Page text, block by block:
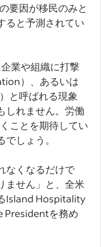
要因が移民のみと
ると予測されてい
業や組織に打撃
）、あるいは
）と呼ばれる現象
しれません。労働
ことを期待してい
しょう。
なくなるだけで
ません」と、全米
Island Hospitality
Presidentを務め